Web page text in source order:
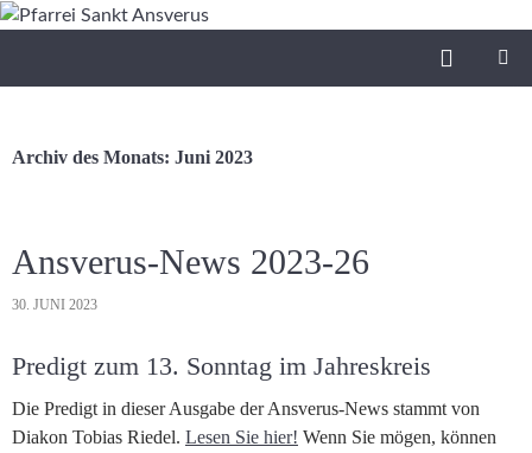
Zum
Archiv des Monats: Juni 2023
Ansverus-News 2023-26
30. JUNI 2023
Predigt zum 13. Sonntag im Jahreskreis
Die Predigt in dieser Ausgabe der Ansverus-News stammt von
Diakon Tobias Riedel. Lesen Sie hier! Wenn Sie mögen, können